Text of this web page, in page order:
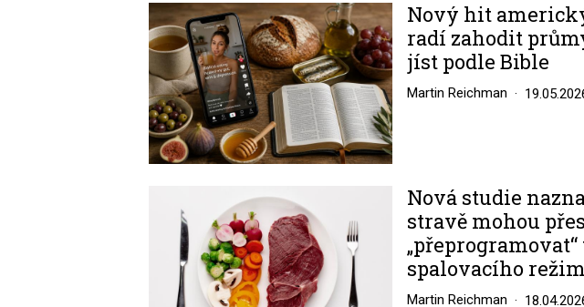
Image
Nový hit
radí zahodit
jíst podle Bible
Martin Reichman
Nová studie
stravě mohou
spalovacího
Martin Reichman